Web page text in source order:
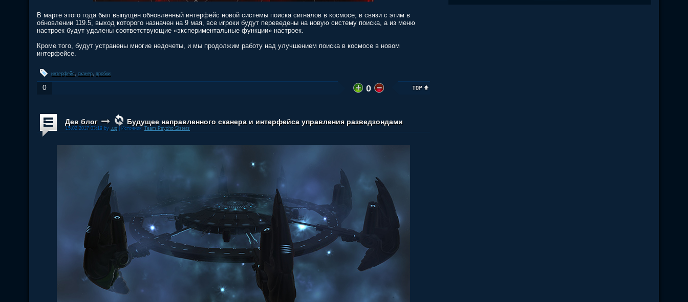
В марте этого года был выпущен обновленный интерфейс новой системы поиска сигналов в космосе; в связи с этим в
обновлении 119.5, выход которого назначен на 9 мая, все игроки будут переведены на новую систему поиска, а из меню
настроек будут удалены соответствующие «экспериментальные функции» настроек.
Кроме того, будут устранены многие недочеты, и мы продолжим работу над улучшением поиска в космосе в новом
интерфейсе.
интерфейс, сканер, пробки
0 0
Дев блог Будущее направленного сканера и интерфейса управления разведзондами
15.02.2017 03:19 by .up| Источник: Team Psycho Sisters